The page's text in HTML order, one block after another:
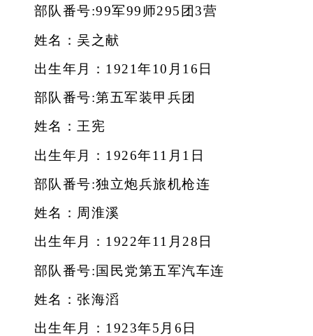
部队番号:99军99师295团3营
姓名：吴之献
出生年月：1921年10月16日
部队番号:第五军装甲兵团
姓名：王宪
出生年月：1926年11月1日
部队番号:独立炮兵旅机枪连
姓名：周淮溪
出生年月：1922年11月28日
部队番号:国民党第五军汽车连
姓名：张海滔
出生年月：1923年5月6日